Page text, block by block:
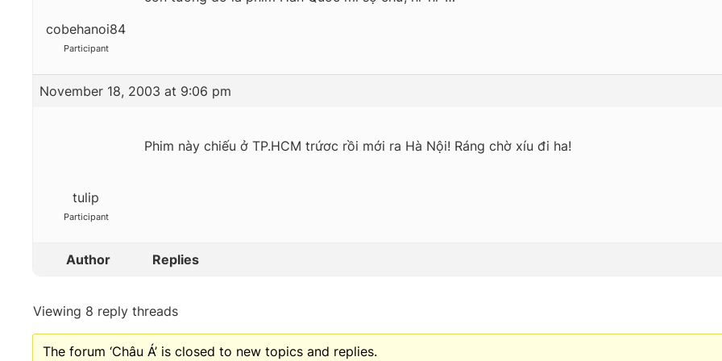
cobehanoi84
Participant
November 18, 2003 at 9:06 pm
tulip
Participant
Phim này chiếu ở TP.HCM trứơc rồi mới ra Hà Nội! Ráng chờ xíu đi ha!
Author Replies
Viewing 8 reply threads
The forum ‘Châu Á’ is closed to new topics and replies.